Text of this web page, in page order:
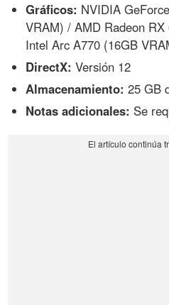
Gráficos: NVIDIA
VRAM) / AMD Radeon
Intel Arc A770 (16GB
DirectX: Versión 12
Almacenamiento: 25 GB
Notas adicionales: Se